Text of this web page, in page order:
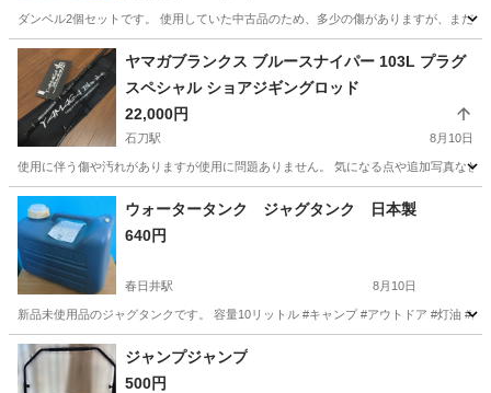
ダンベル2個セットです。 使用していた中古品のため、多少の傷がありますが、まだ
愛知 北名古屋市 フィットネス、トレーニング
ヤマガブランクス ブルースナイパー 103L プラグ
スペシャル ショアジギングロッド
22,000円
石刀駅 8月10日
使用に伴う傷や汚れがありますが使用に問題ありません。 気になる点や追加写真な
愛知 一宮市 マリンスポーツ
ウォータータンク ジャグタンク 日本製
640円
春日井駅 8月10日
新品未使用品のジャグタンクです。 容量10リットル #キャンプ #アウトドア #灯油 #ス
愛知 春日井市 春日井駅 その他
ジャンプジャンプ
500円